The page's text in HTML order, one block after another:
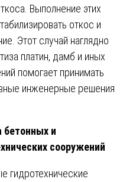
Выполнение этих
откос и
Этот случай наглядно
платин, дамб и иных
помогает принимать
инженерные решения
бетонных и
сооружений
гидротехнические